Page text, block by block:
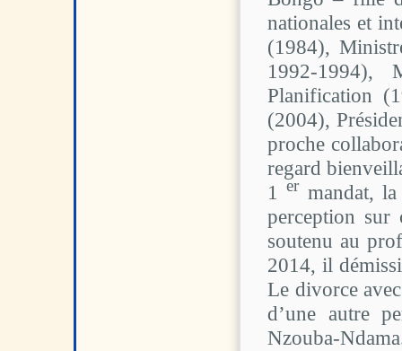
nationales et
(1984),
1992-1994),
Planification
(2004),
proche
regard
1ermandat, la
perception sur
soutenu au
2014, il
Le divorce
d’une autre
Nzouba-